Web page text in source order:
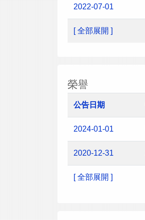
2022-07-01
[ 全部展開 ]
榮譽
公告日期
2024-01-01
2020-12-31
[ 全部展開 ]